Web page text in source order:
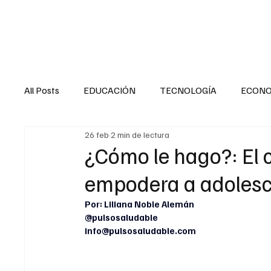
All Posts EDUCACIÓN TECNOLOGÍA
SALUD EN EL SECTOR PÚBLICO
MENTAL LA ENTREVISTA ANIMAL
INTERNACIONAL GENERAL INTERNACIONAL
¿Cómo le hago?: El
empodera a
26 feb 2 min de lectura
Por: Liliana Noble Alemán
@pulsosaludable
info@pulsosaludable.com